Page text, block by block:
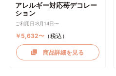
アレルギー対応苺デコレー
ション
ご利用日:8月14日〜
￥5,632〜（税込）
商品詳細を見る